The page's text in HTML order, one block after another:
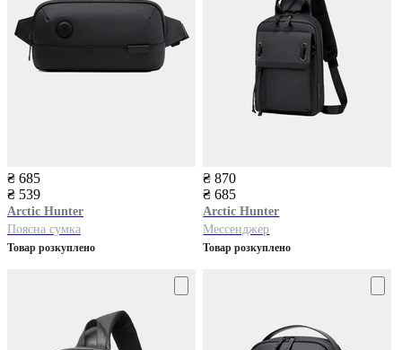
₴ 685
₴ 539
Arctic Hunter
Поясна сумка
Товар розкуплено
₴ 870
₴ 685
Arctic Hunter
Мессенджер
Товар розкуплено